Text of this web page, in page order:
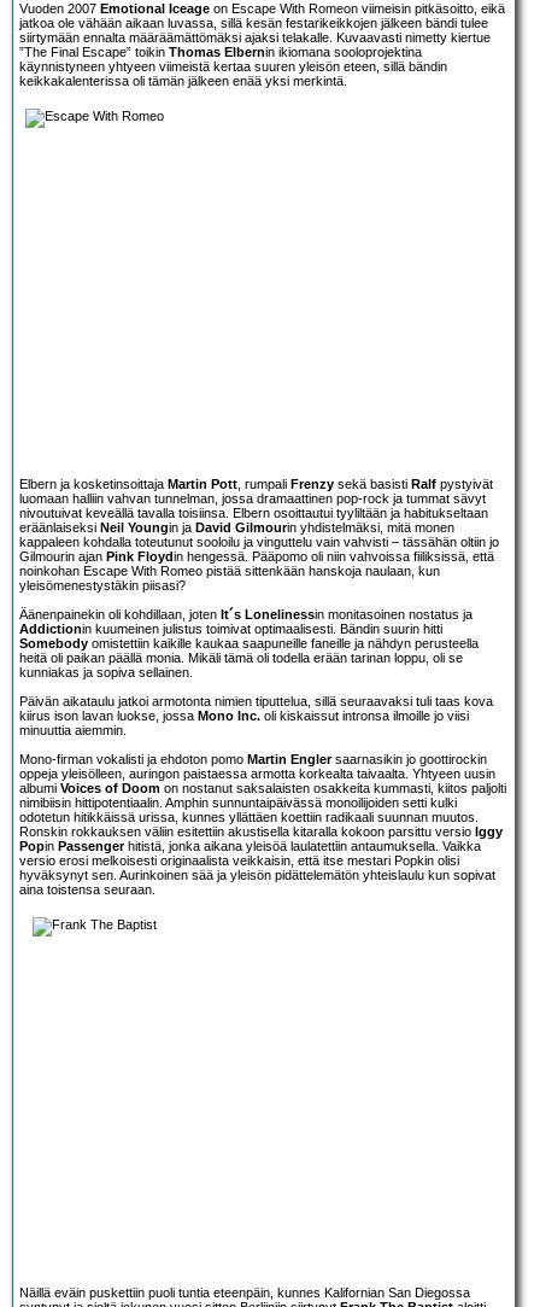
Vuoden 2007 Emotional Iceage on Escape With Romeon viimeisin pitkäsoitto, eikä
jatkoa ole vähään aikaan luvassa, sillä kesän festarikeikkojen jälkeen bändi tulee
siirtymään ennalta määräämättömäksi ajaksi telakalle. Kuvaavasti nimetty kiertue
”The Final Escape” toikin Thomas Elbernin ikiomana sooloprojektina
käynnistyneen yhtyeen viimeistä kertaa suuren yleisön eteen, sillä bändin
keikkakalenterissa oli tämän jälkeen enää yksi merkintä.
Elbern ja kosketinsoittaja Martin Pott, rumpali Frenzy sekä basisti Ralf pystyivät
luomaan halliin vahvan tunnelman, jossa dramaattinen pop-rock ja tummat sävyt
nivoutuivat keveällä tavalla toisiinsa. Elbern osoittautui tyyliltään ja habitukseltaan
eräänlaiseksi Neil Youngin ja David Gilmourin yhdistelmäksi, mitä monen
kappaleen kohdalla toteutunut sooloilu ja vinguttelu vain vahvisti – tässähän oltiin jo
Gilmourin ajan Pink Floydin hengessä. Pääpomo oli niin vahvoissa fiiliksissä, että
noinkohan Escape With Romeo pistää sittenkään hanskoja naulaan, kun
yleisömenestystäkin piisasi?
Äänenpainekin oli kohdillaan, joten It´s Lonelinessin monitasoinen nostatus ja
Addictionin kuumeinen julistus toimivat optimaalisesti. Bändin suurin hitti
Somebody omistettiin kaikille kaukaa saapuneille faneille ja nähdyn perusteella
heitä oli paikan päällä monia. Mikäli tämä oli todella erään tarinan loppu, oli se
kunniakas ja sopiva sellainen.
Päivän aikataulu jatkoi armotonta nimien tiputtelua, sillä seuraavaksi tuli taas kova
kiirus ison lavan luokse, jossa Mono Inc. oli kiskaissut intronsa ilmoille jo viisi
minuuttia aiemmin.
Mono-firman vokalisti ja ehdoton pomo Martin Englersaarnasikin jo goottirockin
oppeja yleisölleen, auringon paistaessa armotta korkealta taivaalta. Yhtyeen uusin
albumi Voices of Doom on nostanut saksalaisten osakkeita kummasti, kiitos paljolti
nimibiisin hittipotentiaalin. Amphin sunnuntaipäivässä monoilijoiden setti kulki
odotetun hitikkäissä urissa, kunnes yllättäen koettiin radikaali suunnan muutos.
Ronskin rokkauksen väliin esitettiin akustisella kitaralla kokoon parsittu versio Iggy
Popin Passengerhitistä, jonka aikana yleisöä laulatettiin antaumuksella. Vaikka
versio erosi melkoisesti originaalista veikkaisin, että itse mestari Popkin olisi
hyväksynyt sen. Aurinkoinen sää ja yleisön pidättelemätön yhteislaulu kun sopivat
aina toistensa seuraan.
Näillä eväin puskettiin puoli tuntia eteenpäin, kunnes Kalifornian San Diegossa